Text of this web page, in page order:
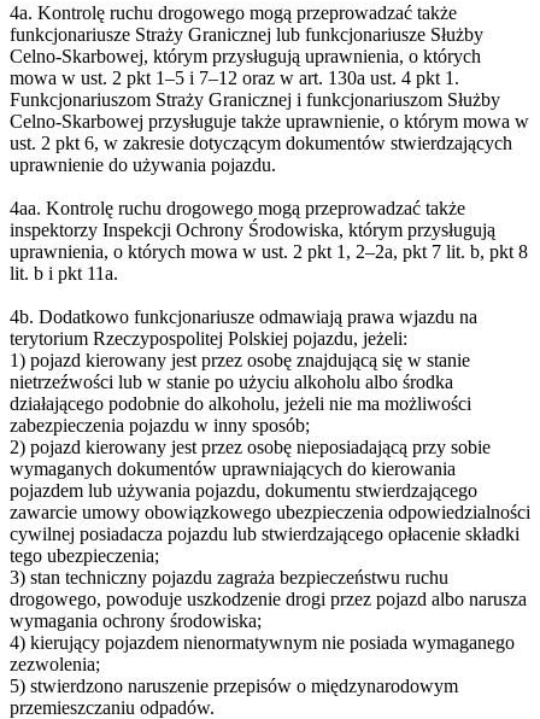
4a. Kontrolę ruchu drogowego mogą przeprowadzać także
funkcjonariusze Straży Granicznej lub funkcjonariusze Służby
Celno-Skarbowej, którym przysługują uprawnienia, o których
mowa w ust. 2 pkt 1–5 i 7–12 oraz w art. 130a ust. 4 pkt 1.
Funkcjonariuszom Straży Granicznej i funkcjonariuszom Służby
Celno-Skarbowej przysługuje także uprawnienie, o którym mowa w
ust. 2 pkt 6, w zakresie dotyczącym dokumentów stwierdzających
uprawnienie do używania pojazdu.
4aa. Kontrolę ruchu drogowego mogą przeprowadzać także
inspektorzy Inspekcji Ochrony Środowiska, którym przysługują
uprawnienia, o których mowa w ust. 2 pkt 1, 2–2a, pkt 7 lit. b, pkt 8
lit. b i pkt 11a.
4b. Dodatkowo funkcjonariusze odmawiają prawa wjazdu na
terytorium Rzeczypospolitej Polskiej pojazdu, jeżeli:
1) pojazd kierowany jest przez osobę znajdującą się w stanie
nietrzeźwości lub w stanie po użyciu alkoholu albo środka
działającego podobnie do alkoholu, jeżeli nie ma możliwości
zabezpieczenia pojazdu w inny sposób;
2) pojazd kierowany jest przez osobę nieposiadającą przy sobie
wymaganych dokumentów uprawniających do kierowania
pojazdem lub używania pojazdu, dokumentu stwierdzającego
zawarcie umowy obowiązkowego ubezpieczenia odpowiedzialności
cywilnej posiadacza pojazdu lub stwierdzającego opłacenie składki
tego ubezpieczenia;
3) stan techniczny pojazdu zagraża bezpieczeństwu ruchu
drogowego, powoduje uszkodzenie drogi przez pojazd albo narusza
wymagania ochrony środowiska;
4) kierujący pojazdem nienormatywnym nie posiada wymaganego
zezwolenia;
5) stwierdzono naruszenie przepisów o międzynarodowym
przemieszczaniu odpadów.